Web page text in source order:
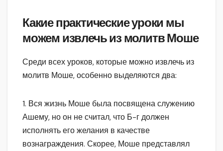
Какие практические уроки мы
можем извлечь из молитв Моше
Среди всех уроков, которые можно извлечь из
молитв Моше, особенно выделяются два:
1. Вся жизнь Моше была посвящена служению
Ашему, но он не считал, что Б-г должен
исполнять его желания в качестве
вознаграждения. Скорее, Моше представлял